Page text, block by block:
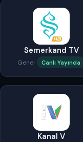
Semerkand TV
Genel Canlı Yayında
Kanal V